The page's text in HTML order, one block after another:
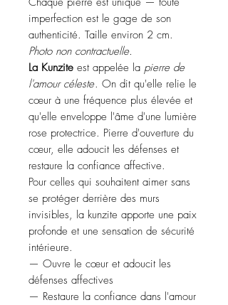
imperfection est le gage de son
authenticité. Taille environ 2 cm.
Photo non contractuelle.
La Kunzite est appelée la pierre de
l'amour céleste. On dit qu'elle relie le
cœur à une fréquence plus élevée et
qu'elle enveloppe l'âme d'une lumière
rose protectrice. Pierre d'ouverture du
cœur, elle adoucit les défenses et
restaure la confiance affective.
Pour celles qui souhaitent aimer sans
se protéger derrière des murs
invisibles, la kunzite apporte une paix
profonde et une sensation de sécurité
intérieure.
— Ouvre le cœur et adoucit les
défenses affectives
— Restaure la confiance dans l'amour